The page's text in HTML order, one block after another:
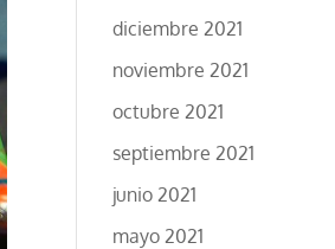
diciembre 2021
noviembre 2021
octubre 2021
septiembre 2021
junio 2021
mayo 2021